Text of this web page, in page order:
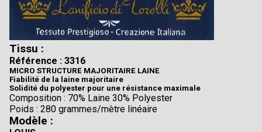
Tissu :
Référence : 3316
MICRO STRUCTURE MAJORITAIRE LAINE
Fiabilité de la laine majoritaire
Solidité du polyester pour une résistance maximale
Composition : 70% Laine 30% Polyester
Poids : 280 grammes/mètre linéaire
Modèle :